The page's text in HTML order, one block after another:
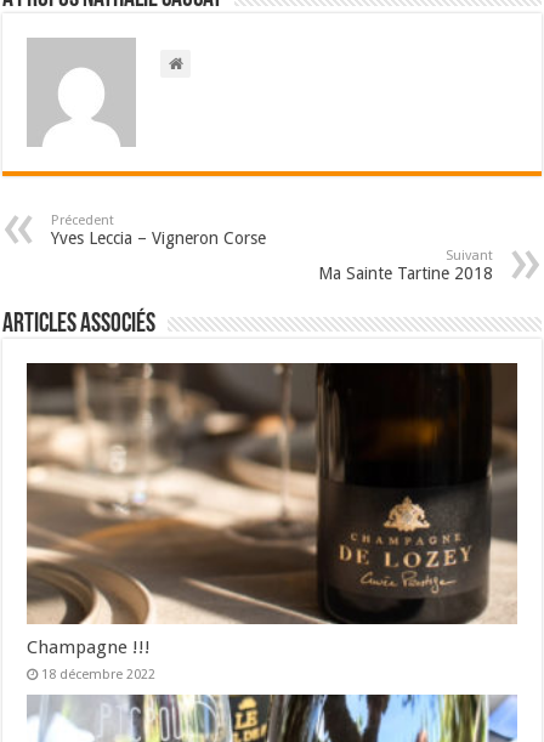
Précedent
Yves Leccia – Vigneron Corse
Suivant
Ma Sainte Tartine 2018
Articles associés
Champagne !!!
18 décembre 2022